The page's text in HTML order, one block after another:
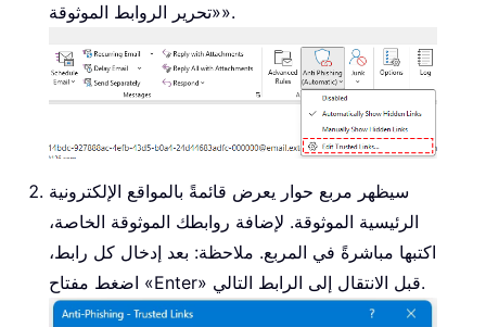
«تحرير الروابط الموثوقة».
سيظهر مربع حوار يعرض قائمةً بالمواقع الإلكترونية
الرئيسية الموثوقة. لإضافة روابطك الموثوقة الخاصة،
اكتبها مباشرةً في المربع. ملاحظة: بعد إدخال كل رابط،
اضغط مفتاح «Enter» قبل الانتقال إلى الرابط التالي.